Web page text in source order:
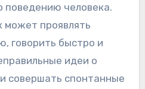
поведению человека.
может проявлять
говорить быстро и
идеи о
совершать спонтанные